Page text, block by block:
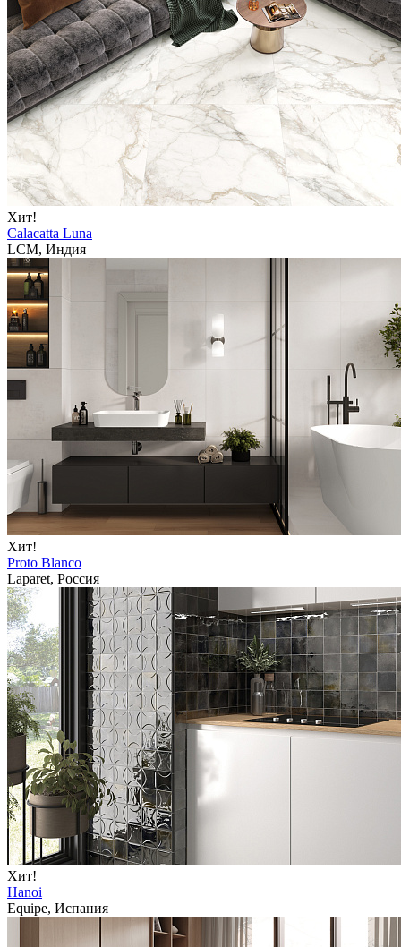
Хит!
Calacatta Luna
LCM, Индия
Хит!
Proto Blanco
Laparet, Россия
Хит!
Hanoi
Equipe, Испания